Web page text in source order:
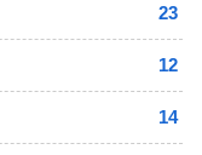
23
12
14